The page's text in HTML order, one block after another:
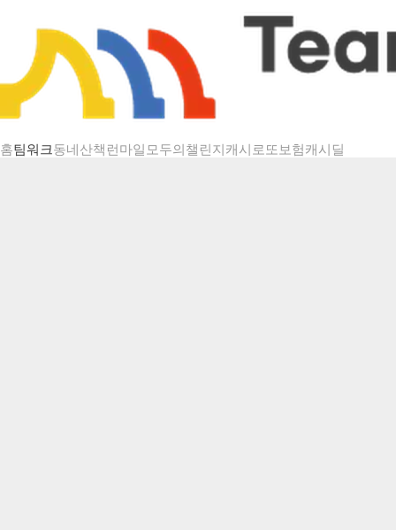
홈팀워크동네산책 런마일모두의챌린지캐시로또보험캐시딜
챌린지 상세